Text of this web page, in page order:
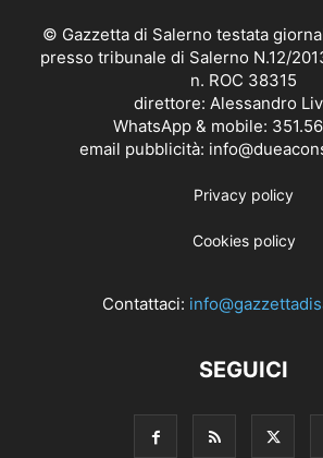
© Gazzetta di Salerno testata
presso tribunale di Salerno N.12/
n. ROC 38315
direttore: Alessandro
WhatsApp & mobile:
email pubblicità:
Privacy policy
Cookies policy
Contattaci:
SEGUICI